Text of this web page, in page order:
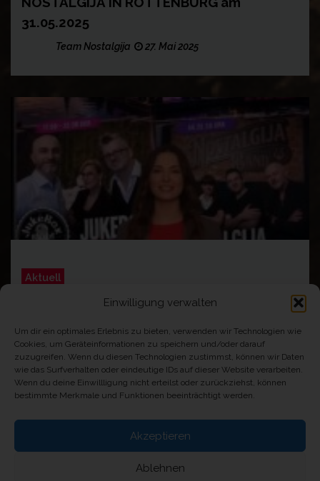
Einwilligung verwalten
Um dir ein optimales Erlebnis zu bieten, verwenden wir Technologien wie
Cookies, um Geräteinformationen zu speichern und/oder darauf
zuzugreifen. Wenn du diesen Technologien zustimmst, können wir Daten
wie das Surfverhalten oder eindeutige IDs auf dieser Website verarbeiten.
Wenn du deine Einwillligung nicht erteilst oder zurückziehst, können
bestimmte Merkmale und Funktionen beeinträchtigt werden.
Akzeptieren
Ablehnen
31.05.2025
Team Nostalgija 27. Mai 2025
Aktuell
Balkan Party in Pforzheim
Team Nostalgija 11. Juli 2026
Impressum und Datenschutzerklärung